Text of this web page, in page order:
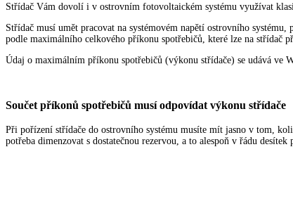
Střídač Vám dovolí i v ostrovním fotovoltaickém systému využívat
Střídač musí umět pracovat na systémovém napětí ostrovního
podle maximálního celkového příkonu spotřebičů, které lze na střídač
Údaj o maximálním příkonu spotřebičů (výkonu střídače) se udává ve
Součet příkonů spotřebičů musí odpovídat výkonu střídače
Při pořízení střídače do ostrovního systému musíte mít jasno v tom,
potřeba dimenzovat s dostatečnou rezervou, a to alespoň v řádu desítek